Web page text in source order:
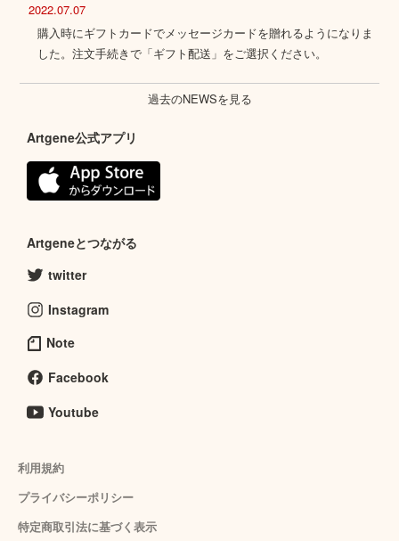
2022.07.07
購入時にギフトカードでメッセージカードを贈れるようになりま
した。注文手続きで「ギフト配送」をご選択ください。
過去のNEWSを見る
Artgene公式アプリ
Artgeneとつながる
twitter
Instagram
Note
Facebook
Youtube
利用規約
プライバシーポリシー
特定商取引法に基づく表示